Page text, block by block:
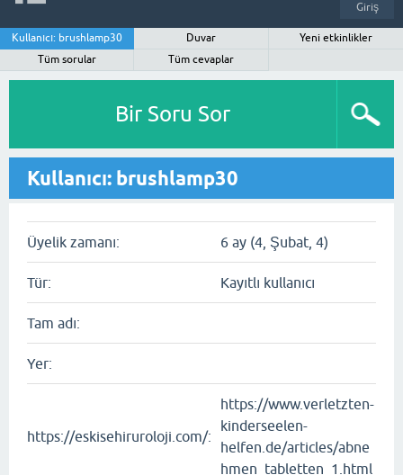
Giriş
Kullanıcı: brushlamp30 Duvar
Yeni etkinlikler
Tüm sorular
Tüm cevaplar
Bir Soru Sor
Kullanıcı: brushlamp30
Üyelik zamanı: 6 ay (4, Şubat, 4)
Tür: Kayıtlı kullanıcı
Tam adı:
Yer:
https://eskisehiruroloji.com/:
https://www.verletzten-
kinderseelen-
helfen.de/articles/abne
hmen_tabletten_1.html